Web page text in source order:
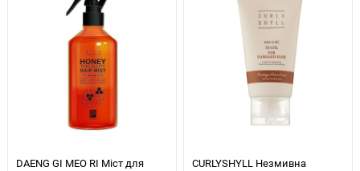
DAENG GI MEO RI Міст для
CURLYSHYLL Незмивна